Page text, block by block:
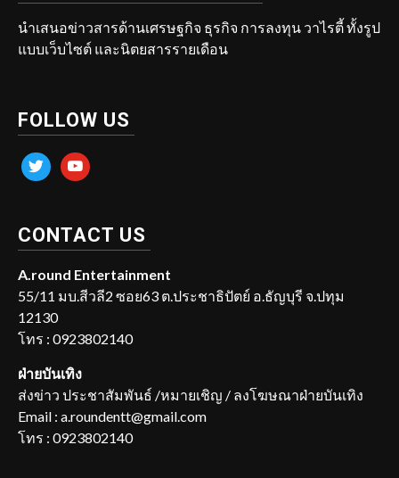
นำเสนอข่าวสารด้านเศรษฐกิจ ธุรกิจ การลงทุน วาไรตี้ ทั้งรูป
แบบเว็บไซต์ และนิตยสารรายเดือน
FOLLOW US
twitter youtube
CONTACT US
A.round Entertainment
55/11 มบ.สีวลี2 ซอย63 ต.ประชาธิปัตย์ อ.ธัญบุรี จ.ปทุม
12130
โทร : 0923802140
ฝ่ายบันเทิง
ส่งข่าว ประชาสัมพันธ์ /หมายเชิญ / ลงโฆษณาฝ่ายบันเทิง
Email : a.roundentt@gmail.com
โทร : 0923802140